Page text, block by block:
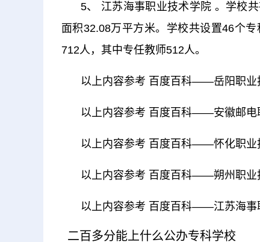
5、 江苏海事职业技术学院 。学校
面积32.08万平方米。学校共设置46个
712人，其中专任教师512人。
以上内容参考 百度百科——岳阳职业
以上内容参考 百度百科——安徽邮电
以上内容参考 百度百科——怀化职业
以上内容参考 百度百科——朔州职业
以上内容参考 百度百科——江苏海事
二百多分能上什么公办专科学校